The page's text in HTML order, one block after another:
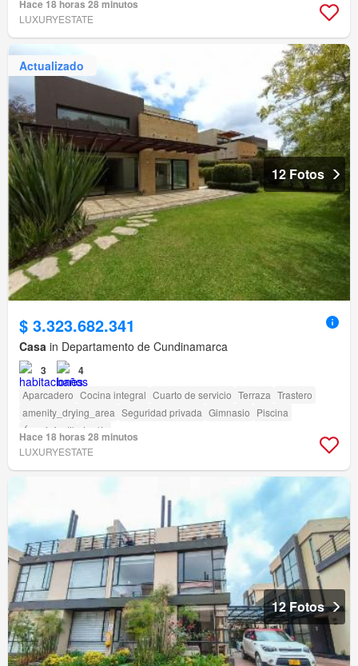
Hace 18 horas 28 minutos
LUXURYESTATE
Actualizado
12 Fotos
$ 3.323.682.341
Casa in Departamento de Cundinamarca
3 4
Aparcadero Cocina integral Cuarto de servicio Terraza Trastero
amenity_drying_area Seguridad privada Gimnasio Piscina
Área infantil
Jardín
Hace 18 horas 28 minutos
LUXURYESTATE
12 Fotos